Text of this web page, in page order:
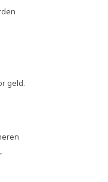
geld.